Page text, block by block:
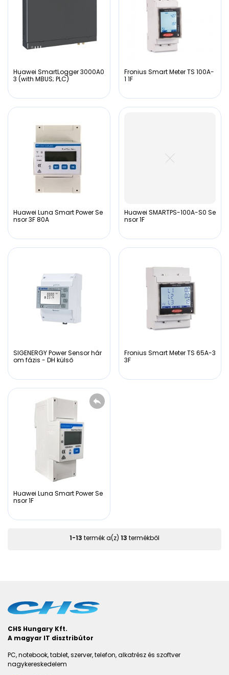
Huawei SmartLogger 3000A0
3 (with MBUS; PLC)
Fronius Smart Meter TS 100A-
1 1F
Huawei Luna Smart Power Se
nsor 3F 80A
Huawei SMARTPS-100A-S0 Se
nsor 1F
SIGENERGY Power Sensor hár
om fázis - DH külső
Fronius Smart Meter TS 65A-3
3F
Huawei Luna Smart Power Se
nsor 1F
1-13 termék a(z) 13 termékből
CHS Hungary Kft.
A magyar IT disztribútor
PC, notebook, tablet, szerver, telefon, alkatrész és szoftver
nagykereskedelem